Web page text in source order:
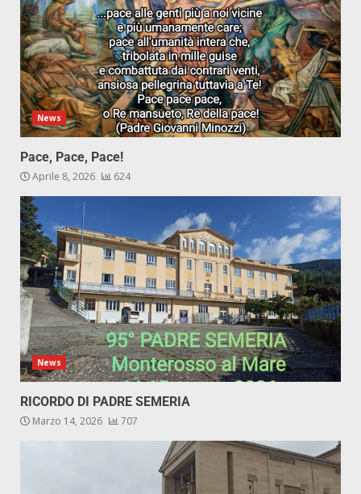
News
Pace, Pace, Pace!
Aprile 8, 2026 624
News
RICORDO DI PADRE SEMERIA
Marzo 14, 2026 707